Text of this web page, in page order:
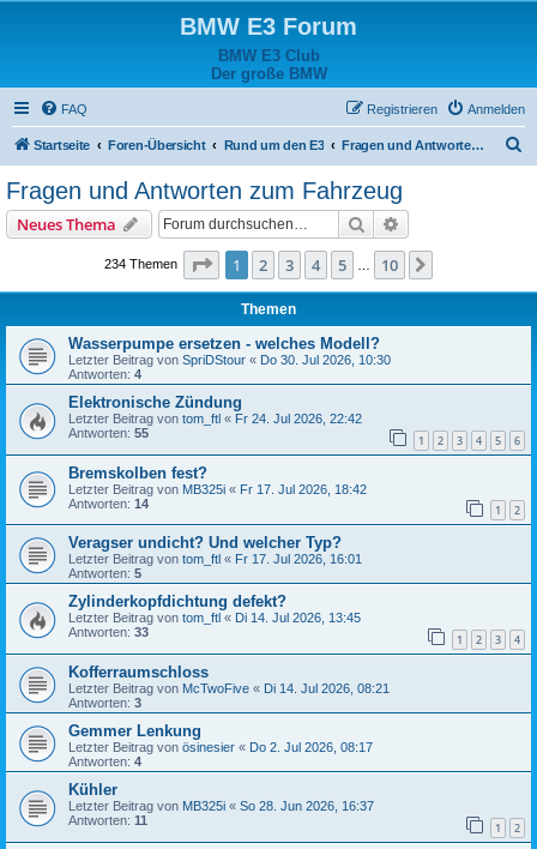
BMW E3 Forum
BMW E3 Club
Der große BMW
FAQ Anmelden
Registrieren
Startseite Foren-Übersicht Rund um den E3 Fragen und Antworten zum Fahrzeug
Fragen und Antworten zum Fahrzeug
Neues Thema Suche
234 Themen Seite 1von 10
1 2 3 4 5 10
Themen
Wasserpumpe ersetzen - welches Modell?
Letzter Beitrag von SpriDStour « Do 30. Jul 2026, 10:30
Antworten: 4
Elektronische Zündung
Letzter Beitrag von tom_ftl « Fr 24. Jul 2026, 22:42
Antworten: 55 1 2 3 4 5 6
Bremskolben fest?
Letzter Beitrag von MB325i « Fr 17. Jul 2026, 18:42
Antworten: 14 1 2
Veragser undicht? Und welcher Typ?
Letzter Beitrag von tom_ftl « Fr 17. Jul 2026, 16:01
Antworten: 5
Zylinderkopfdichtung defekt?
Letzter Beitrag von tom_ftl « Di 14. Jul 2026, 13:45
Antworten: 33 1 2 3 4
Kofferraumschloss
Letzter Beitrag von McTwoFive « Di 14. Jul 2026, 08:21
Antworten: 3
Gemmer Lenkung
Letzter Beitrag von ösinesier « Do 2. Jul 2026, 08:17
Antworten: 4
Kühler
Letzter Beitrag von MB325i « So 28. Jun 2026, 16:37
Antworten: 11 1 2